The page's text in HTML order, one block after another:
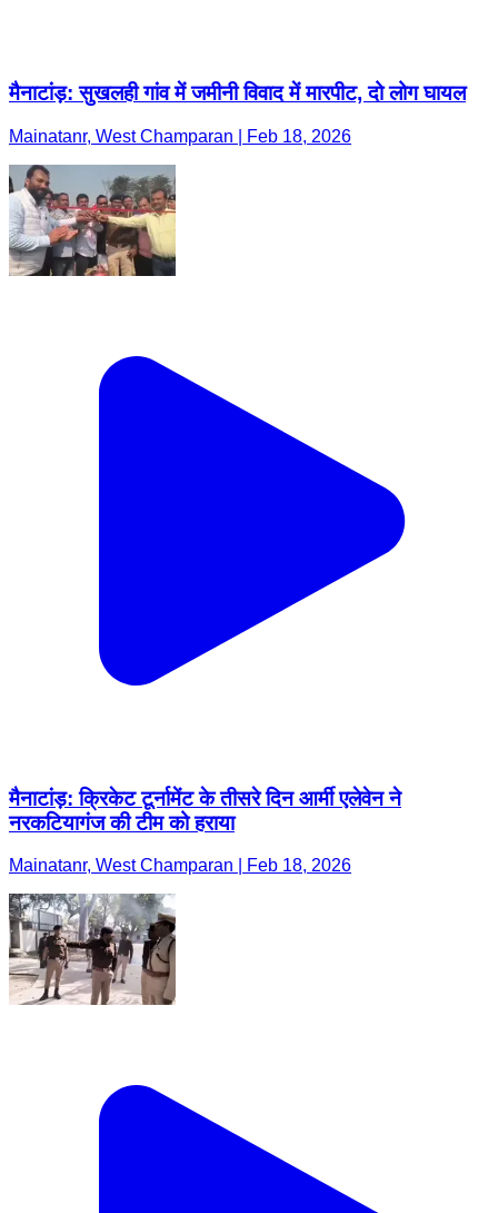
मैनाटांड़: सुखलही गांव में जमीनी विवाद में मारपीट, दो लोग घायल
Mainatanr, West Champaran | Feb 18, 2026
मैनाटांड़: क्रिकेट टूर्नामेंट के तीसरे दिन आर्मी एलेवेन ने
नरकटियागंज की टीम को हराया
Mainatanr, West Champaran | Feb 18, 2026